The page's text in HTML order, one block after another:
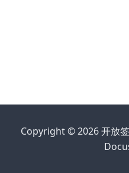
Copyright © 2026 开放